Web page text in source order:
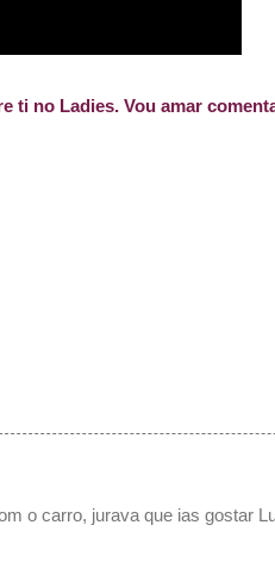
ti no Ladies. Vou amar
o carro, jurava que ias gostar